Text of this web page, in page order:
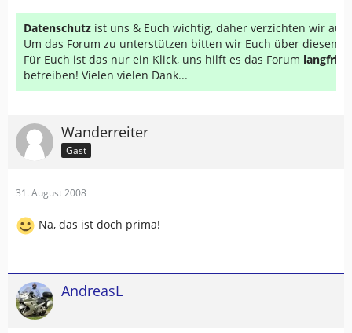
Datenschutz ist uns & Euch wichtig, daher verzichten wir auf
Um das Forum zu unterstützen bitten wir Euch über diesen
Für Euch ist das nur ein Klick, uns hilft es das Forum
betreiben! Vielen vielen Dank...
Wanderreiter
Gast
31. August 2008
Na, das ist doch prima!
AndreasL